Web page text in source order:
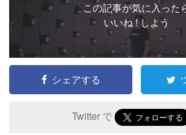
この記事が気に入った
いいね ! しよう
シェアする
Twitter で